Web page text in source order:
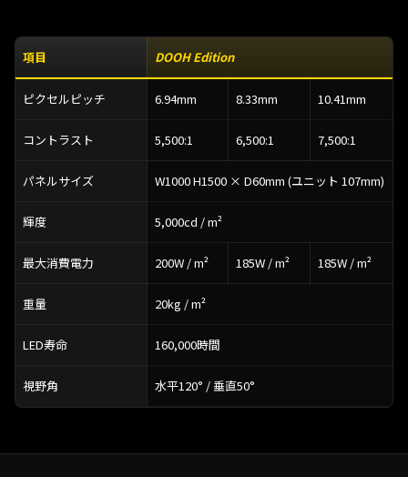
項目 DOOH Edition
ピクセルピッチ 6.94mm 8.33mm 10.41mm
コントラスト 5,500:1 6,500:1 7,500:1
パネルサイズ W1000 H1500 × D60mm (ユニット 107mm)
輝度 5,000cd / m²
最大消費電力 200W / m² 185W / m² 185W / m²
重量 20kg / m²
LED寿命 160,000時間
視野角 水平120° / 垂直50°